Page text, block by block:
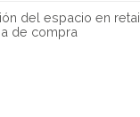
del espacio en
de compra